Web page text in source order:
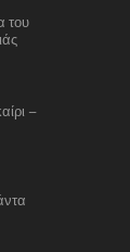
του
–